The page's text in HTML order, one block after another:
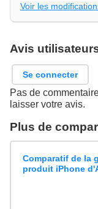
Voir les
Avis
Se connecter
Pas de
laisser votre avis.
Plus de
Comparatif de la
produit iPhone